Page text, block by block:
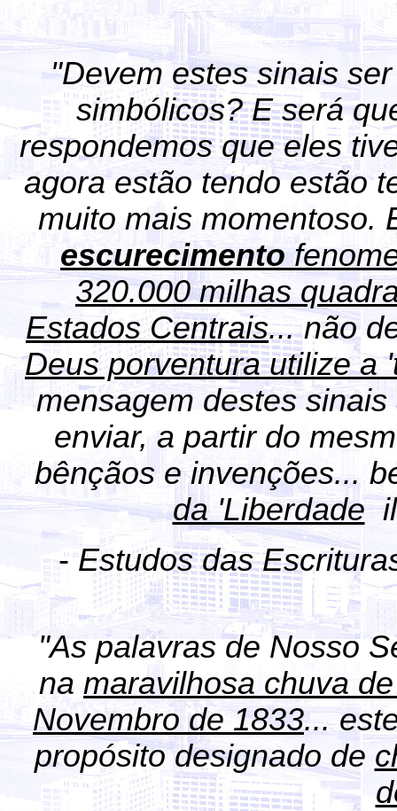
"Devem estes sinais
simbólicos? E será
respondemos que eles
agora estão tendo estão
muito mais momentoso.
escurecimento
320.000 milhas
Estados Centrais... não
Deus porventura utilize a
mensagem destes
enviar, a partir do
bênçãos e invenções...
da 'Liberdade
-Estudos das
"As palavras de Nosso
na maravilhosa chuva
Novembro de 1833...
propósito designado de